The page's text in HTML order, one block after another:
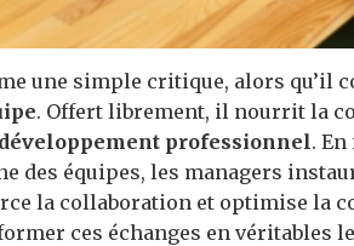
une simple critique, alors qu’il
. Offert librement, il nourrit la
développement professionnel.
des équipes, les managers
la collaboration et optimise la
ces échanges en véritables